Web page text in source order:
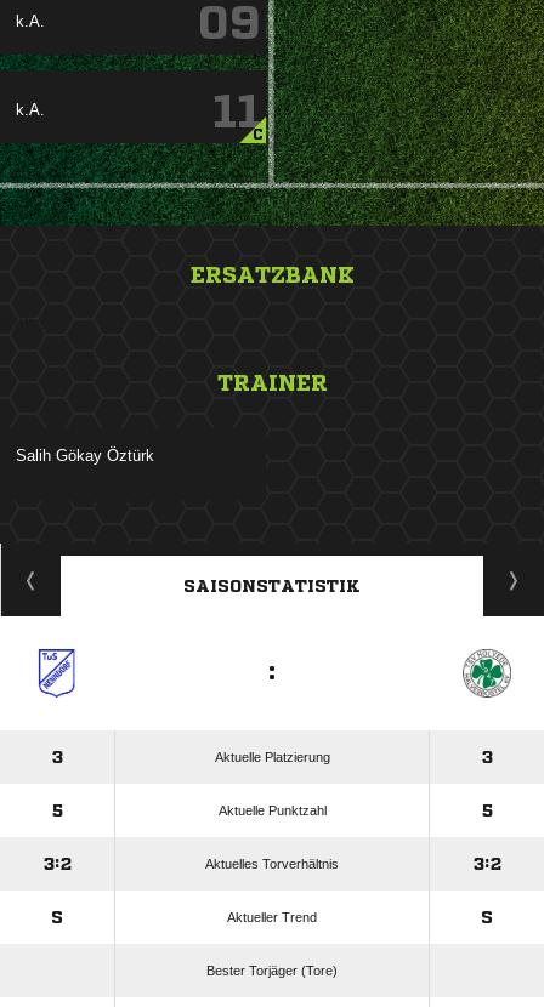
k.A. 09
k.A. 11
C
ERSATZBANK
TRAINER
  
ANZEIGE
SAISONSTATISTIK
:
3 Aktuelle Platzierung 3
5 Aktuelle Punktzahl 5
3:2 Aktuelles Torverhältnis 3:2
S Aktueller Trend S
Bester Torjäger (Tore)